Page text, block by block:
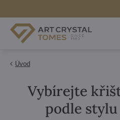
Úvod
Vybírejte
podle